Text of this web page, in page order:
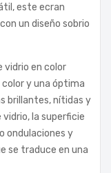
este ecran
un diseño sobrio
vidrio en color
y una óptima
brillantes, nítidas y
la superficie
ondulaciones y
se traduce en una